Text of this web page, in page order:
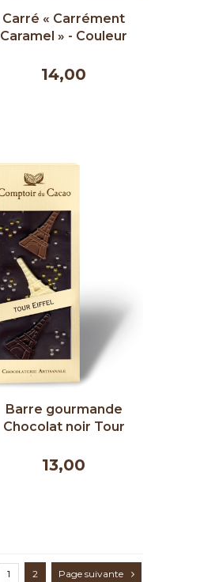
Carré « Carrément
Caramel » - Couleur
14,00
Barre gourmande
Chocolat noir Tour
Cacao | 90g
13,00
1 2 Page suivante